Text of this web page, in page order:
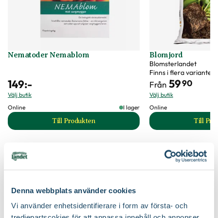
Denna webbplats använder cookies
Vi använder enhetsidentifierare i form av första- och
Filippinerna, NÖ Austraien, Fiji
Nematoder Nemablom
149:-
Välj butik
Online
I lager
Till Produkten
till Nematoder Nemablom produktsida
Blomjord
Blomsterlandet
Finns i flera varianter
Från 5990
Välj butik
Online
Till
Krukor till dina nya växter